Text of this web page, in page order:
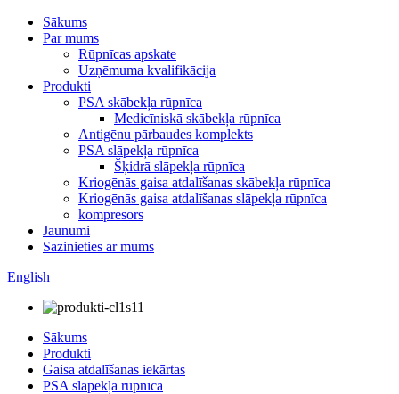
Sākums
Par mums
Rūpnīcas apskate
Uzņēmuma kvalifikācija
Produkti
PSA skābekļa rūpnīca
Medicīniskā skābekļa rūpnīca
Antigēnu pārbaudes komplekts
PSA slāpekļa rūpnīca
Šķidrā slāpekļa rūpnīca
Kriogēnās gaisa atdalīšanas skābekļa rūpnīca
Kriogēnās gaisa atdalīšanas slāpekļa rūpnīca
kompresors
Jaunumi
Sazinieties ar mums
English
Sākums
Produkti
Gaisa atdalīšanas iekārtas
PSA slāpekļa rūpnīca